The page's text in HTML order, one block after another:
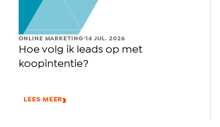
ONLINE MARKETING.14 JUL. 2026
Hoe volg ik leads op met
koopintentie?
LEES MEER